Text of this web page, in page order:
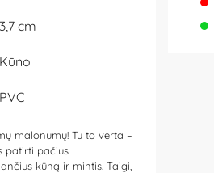
3,7 cm
Kūno
PVC
malonumų! Tu to verta –
patirti pačius
kūną ir mintis. Taigi,